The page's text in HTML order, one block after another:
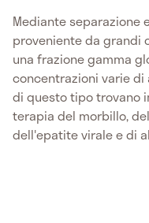
Mediante
proveniente da
una frazione gamma
concentrazioni varie
di questo tipo trovano
terapia del morbillo,
dell'epatite virale e di